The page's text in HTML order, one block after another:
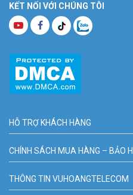
KẾT NỐI VỚI CHÚNG TÔI
HỖ TRỢ KHÁCH HÀNG
CHÍNH SÁCH MUA HÀNG – BẢO
THÔNG TIN VUHOANGTELECOM